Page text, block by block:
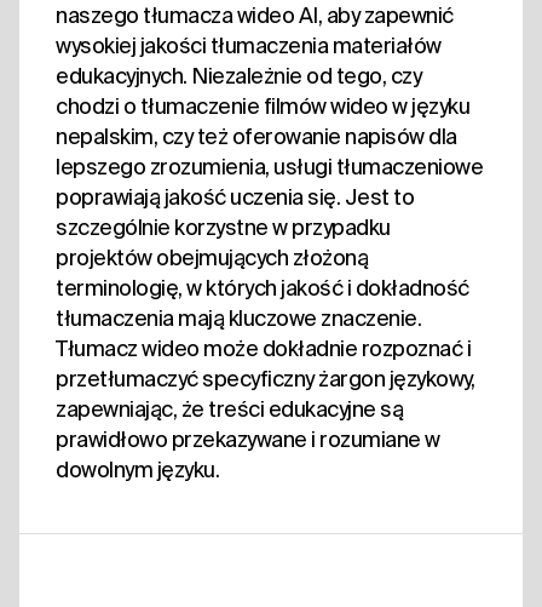
naszego tłumacza wideo AI, aby zapewnić
wysokiej jakości tłumaczenia materiałów
edukacyjnych. Niezależnie od tego, czy
chodzi o tłumaczenie filmów wideo w języku
nepalskim, czy też oferowanie napisów dla
lepszego zrozumienia, usługi tłumaczeniowe
poprawiają jakość uczenia się. Jest to
szczególnie korzystne w przypadku
projektów obejmujących złożoną
terminologię, w których jakość i dokładność
tłumaczenia mają kluczowe znaczenie.
Tłumacz wideo może dokładnie rozpoznać i
przetłumaczyć specyficzny żargon językowy,
zapewniając, że treści edukacyjne są
prawidłowo przekazywane i rozumiane w
dowolnym języku.